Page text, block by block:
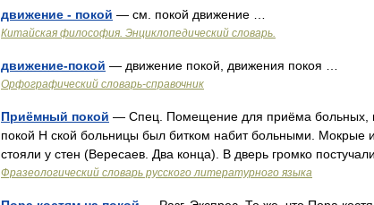
движение - покой — см. покой движение …
Китайская философия. Энциклопедический словарь.
движение-покой — движение покой, движения покоя …
Орфографический словарь-справочник
Приёмный покой — Спец. Помещение для приёма больных,
покой Н ской больницы был битком набит больными. Мокрые
стояли у стен (Вересаев. Два конца). В дверь громко
Фразеологический словарь русского литературного языка